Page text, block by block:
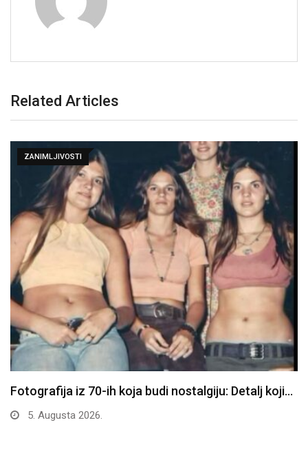
Related Articles
ZANIMLJIVOSTI
Fotografija iz 70-ih koja budi nostalgiju: Detalj koji…
5. Augusta 2026.